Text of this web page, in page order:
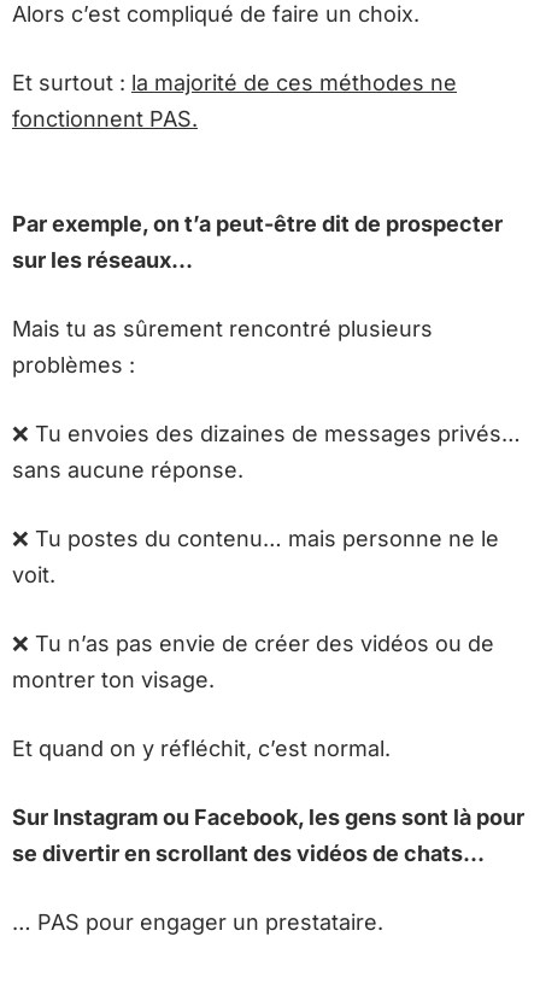
Alors c’est compliqué de faire un choix.
Et surtout : la majorité de ces méthodes ne
fonctionnent PAS.
Par exemple, on t’a peut-être dit de prospecter
sur les réseaux…
Mais tu as sûrement rencontré plusieurs
problèmes :
❌ Tu envoies des dizaines de messages privés…
sans aucune réponse.
❌ Tu postes du contenu… mais personne ne le
voit.
❌ Tu n’as pas envie de créer des vidéos ou de
montrer ton visage.
Et quand on y réfléchit, c’est normal.
Sur Instagram ou Facebook, les gens sont là pour
se divertir en scrollant des vidéos de chats…
… PAS pour engager un prestataire.